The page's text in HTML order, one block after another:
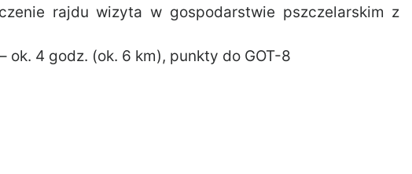
rajdu wizyta w gospodarstwie pszczelarskim z
ok. 4 godz. (ok. 6 km), punkty do GOT-8